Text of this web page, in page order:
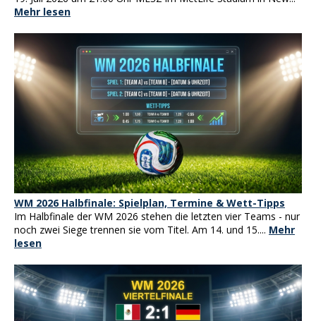
Mehr lesen
WM 2026 Halbfinale: Spielplan, Termine & Wett-Tipps
Im Halbfinale der WM 2026 stehen die letzten vier Teams - nur
noch zwei Siege trennen sie vom Titel. Am 14. und 15.... Mehr
lesen